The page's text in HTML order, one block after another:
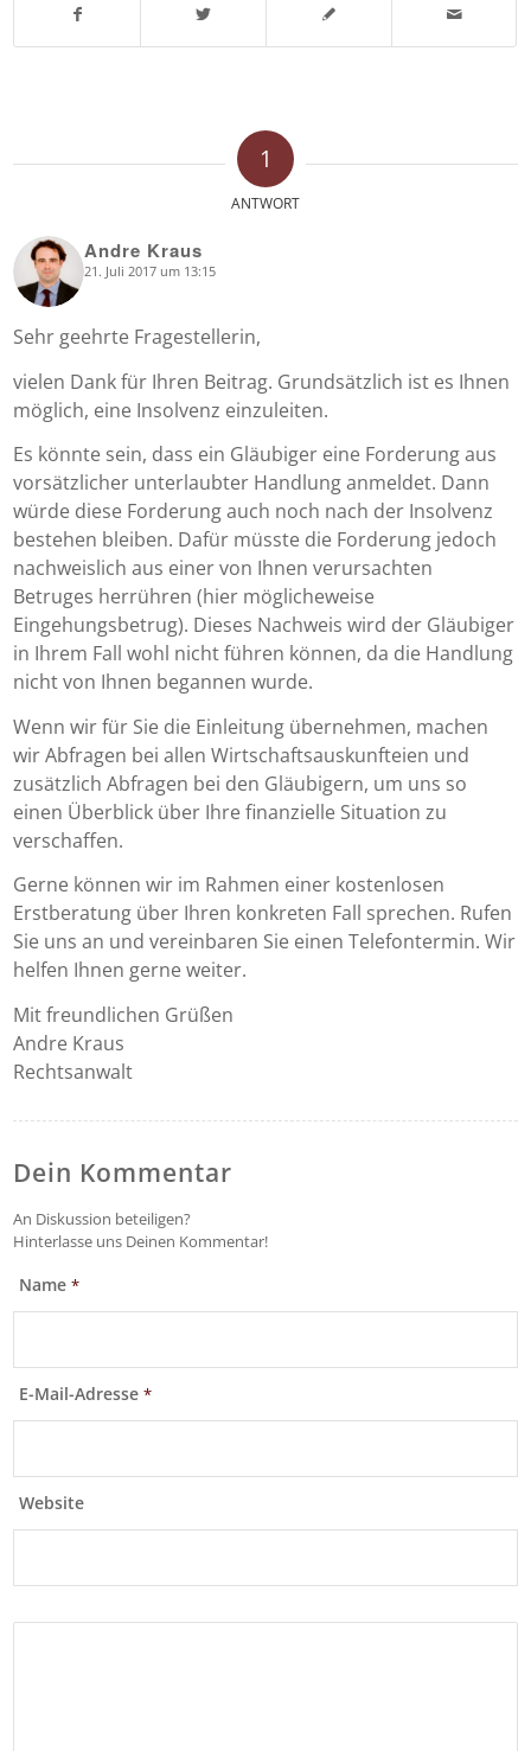
1
ANTWORT
Andre Kraus
says: 21. Juli 2017 um 13:15
Sehr geehrte Fragestellerin,
vielen Dank für Ihren Beitrag. Grundsätzlich ist es Ihnen
möglich, eine Insolvenz einzuleiten.
Es könnte sein, dass ein Gläubiger eine Forderung aus
vorsätzlicher unterlaubter Handlung anmeldet. Dann
würde diese Forderung auch noch nach der Insolvenz
bestehen bleiben. Dafür müsste die Forderung jedoch
nachweislich aus einer von Ihnen verursachten
Betruges herrühren (hier möglicheweise
Eingehungsbetrug). Dieses Nachweis wird der Gläubiger
in Ihrem Fall wohl nicht führen können, da die Handlung
nicht von Ihnen begannen wurde.
Wenn wir für Sie die Einleitung übernehmen, machen
wir Abfragen bei allen Wirtschaftsauskunfteien und
zusätzlich Abfragen bei den Gläubigern, um uns so
einen Überblick über Ihre finanzielle Situation zu
verschaffen.
Gerne können wir im Rahmen einer kostenlosen
Erstberatung über Ihren konkreten Fall sprechen. Rufen
Sie uns an und vereinbaren Sie einen Telefontermin. Wir
helfen Ihnen gerne weiter.
Mit freundlichen Grüßen
Andre Kraus
Rechtsanwalt
Dein Kommentar
An Diskussion beteiligen?
Hinterlasse uns Deinen Kommentar!
Name*
E-Mail-Adresse*
Website